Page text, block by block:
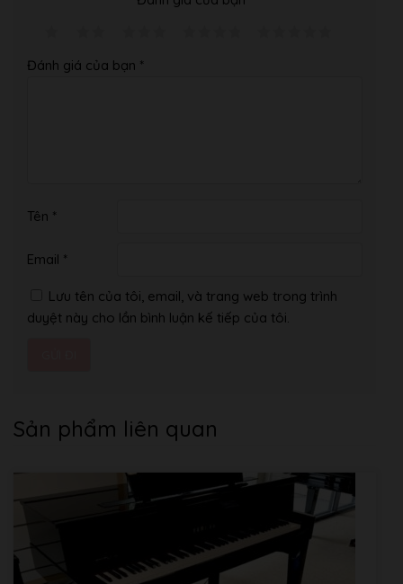
Đánh giá của bạn *
Tên *
Email *
Lưu tên của tôi, email, và trang web trong trình
duyệt này cho lần bình luận kế tiếp của tôi.
Sản phẩm liên quan